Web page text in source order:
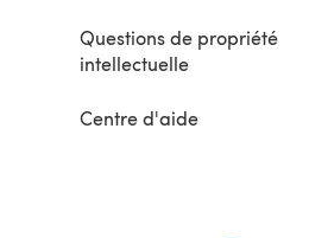
Questions de propriété
intellectuelle
Centre d'aide